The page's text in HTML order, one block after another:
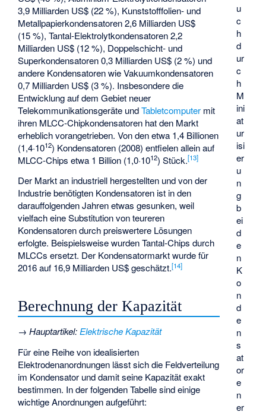
u
c
h
d
ur
c
h
M
ini
at
ur
isi
er
u
n
g
b
ei
d
e
n
K
o
n
d
e
n
s
at
or
e
n
er
3,9 Milliarden US$ (22 %), Kunststofffolien- und
Metallpapierkondensatoren 2,6 Milliarden US$
(15 %), Tantal-Elektrolytkondensatoren 2,2
Milliarden US$ (12 %), Doppelschicht- und
Superkondensatoren 0,3 Milliarden US$ (2 %) und
andere Kondensatoren wie Vakuumkondensatoren
0,7 Milliarden US$ (3 %). Insbesondere die
Entwicklung auf dem Gebiet neuer
Telekommunikationsgeräte undTabletcomputer mit
ihren MLCC-Chipkondensatoren hat den Markt
erheblich vorangetrieben. Von den etwa 1,4 Billionen
(1,4·1012) Kondensatoren (2008) entfielen allein auf
MLCC-Chips etwa 1 Billion (1,0·1012) Stück.[13]
Der Markt an industriell hergestellten und von der
Industrie benötigten Kondensatoren ist in den
darauffolgenden Jahren etwas gesunken, weil
vielfach eine Substitution von teureren
Kondensatoren durch preiswertere Lösungen
erfolgte. Beispielsweise wurden Tantal-Chips durch
MLCCs ersetzt. Der Kondensatormarkt wurde für
2016 auf 16,9 Milliarden US$ geschätzt.[14]
Berechnung der Kapazität
→Hauptartikel: Elektrische Kapazität
Für eine Reihe von idealisierten
Elektrodenanordnungen lässt sich die Feldverteilung
im Kondensator und damit seine Kapazitätexakt
bestimmen. In der folgenden Tabelle sind einige
wichtige Anordnungen aufgeführt: